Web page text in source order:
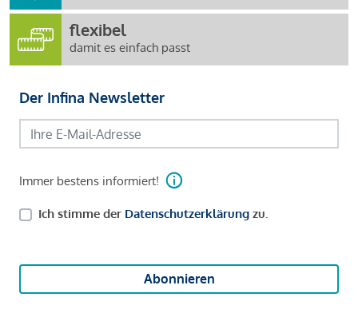
flexibel
damit es einfach passt
Der Infina Newsletter
Immer bestens informiert!
Ich stimme der Datenschutzerklärung zu.
Abonnieren